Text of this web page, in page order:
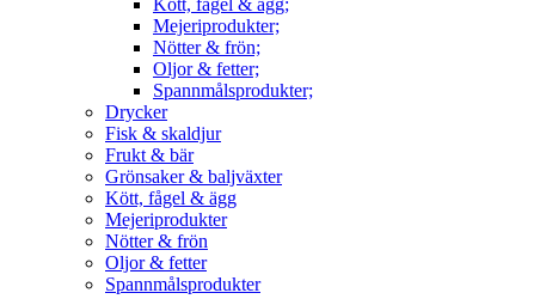
Kött, fågel & ägg;
Mejeriprodukter;
Nötter & frön;
Oljor & fetter;
Spannmålsprodukter;
Drycker
Fisk & skaldjur
Frukt & bär
Grönsaker & baljväxter
Kött, fågel & ägg
Mejeriprodukter
Nötter & frön
Oljor & fetter
Spannmålsprodukter